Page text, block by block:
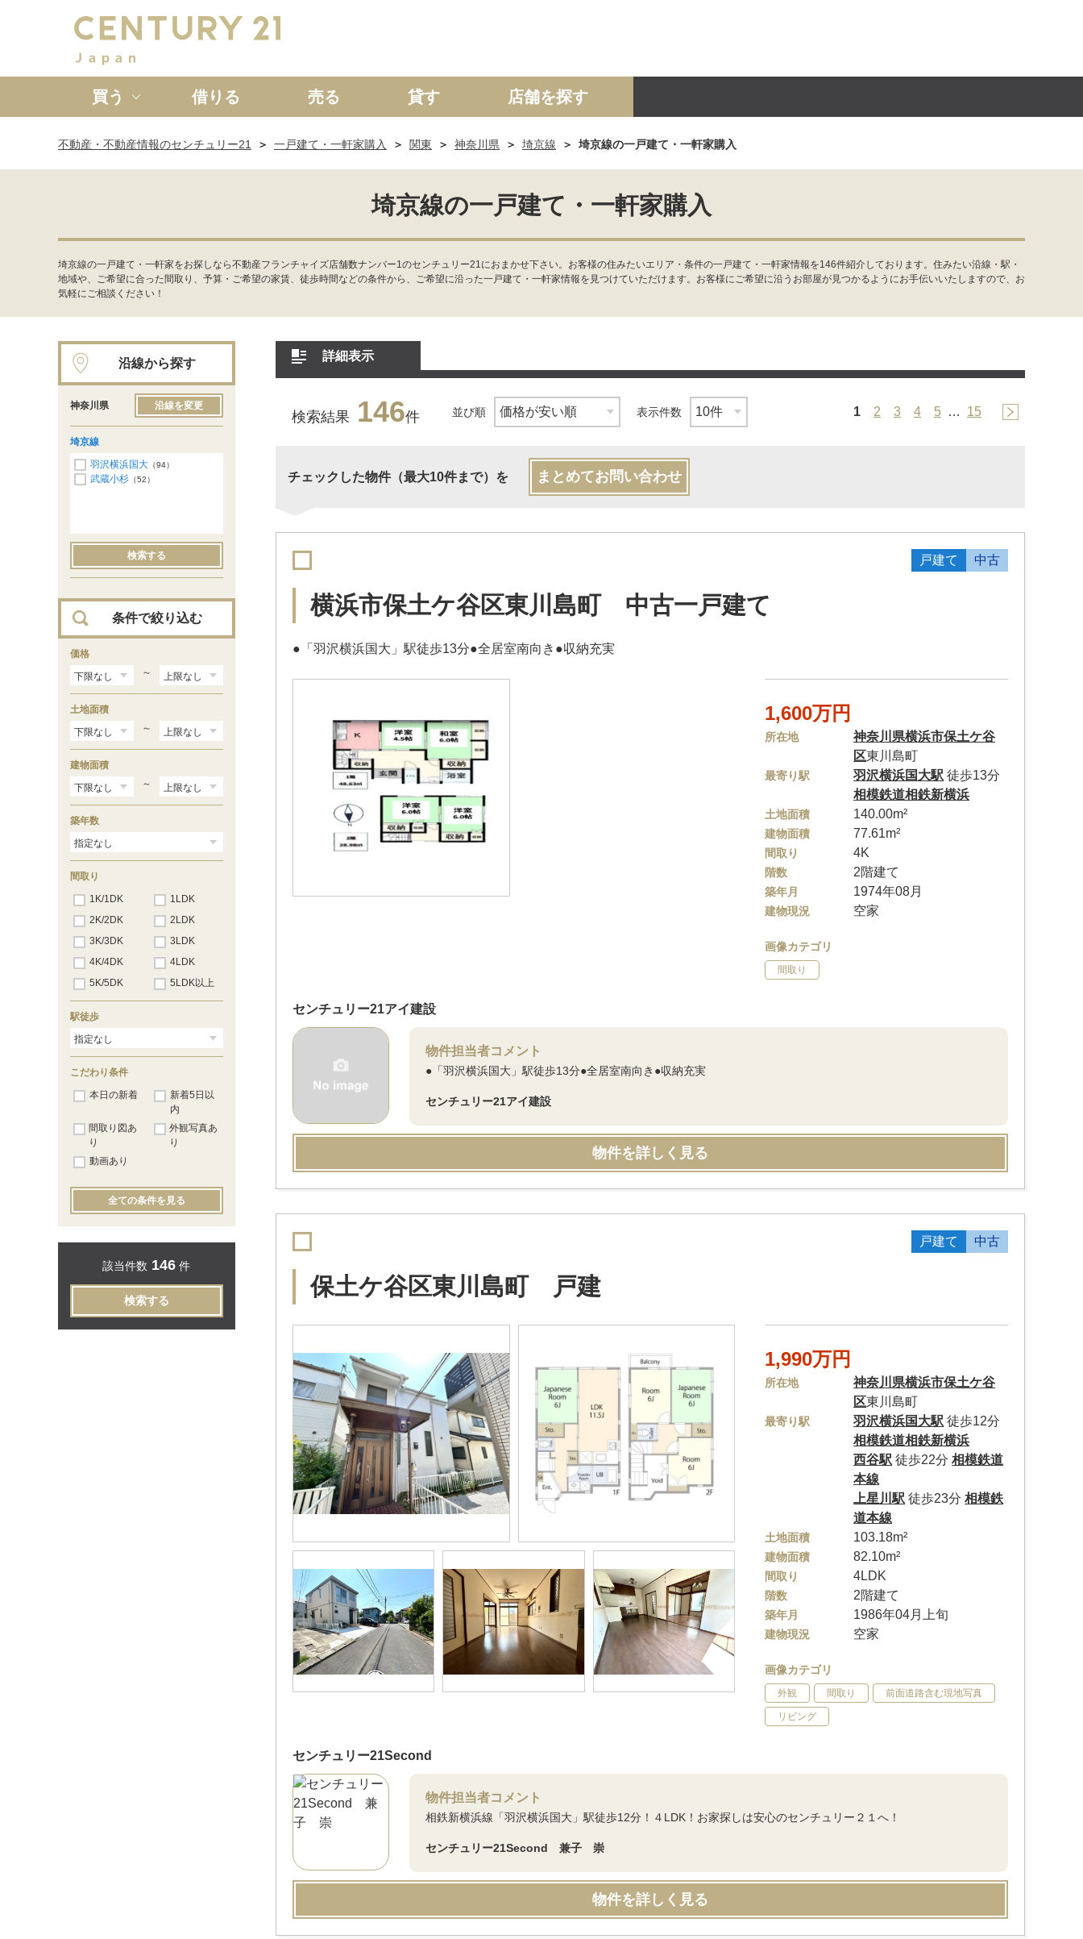
買う
新築一戸建て 中古一戸建て マンション 土地 事業投資用
借りる 売る 貸す 店舗を探す
不動産・不動産情報のセンチュリー21 一戸建て・一軒家購入 関東 神奈川県 埼京線 埼京線の一戸建て・一軒家購入
埼京線の一戸建て・一軒家購入
埼京線の一戸建て・一軒家をお探しなら不動産フランチャイズ店舗数ナンバー1のセンチュリー21におまかせ下さい。お客様の住みたいエリア・条件の一戸建て・一軒家情報を146件紹介しております。住みたい沿線・駅・
地域や、ご希望に合った間取り、予算・ご希望の家賃、徒歩時間などの条件から、ご希望に沿った一戸建て・一軒家情報を見つけていただけます。お客様にご希望に沿うお部屋が見つかるようにお手伝いいたしますので、お
気軽にご相談ください！
詳細表示
検索結果 146件 並び順 表示件数 1 2 3 4 5 … 15
チェックした物件（最大10件まで）を まとめてお問い合わせ
戸建て 中古
横浜市保土ケ谷区東川島町 中古一戸建て
●「羽沢横浜国大」駅徒歩13分●全居室南向き●収納充実
1,600万円
所在地 神奈川県横浜市保土ケ谷
区東川島町
最寄り駅 羽沢横浜国大駅 徒歩13分
相模鉄道相鉄新横浜
土地面積 140.00m²
建物面積 77.61m²
間取り 4K
階数 2階建て
築年月 1974年08月
建物現況 空家
画像カテゴリ
間取り
センチュリー21アイ建設
物件担当者コメント
●「羽沢横浜国大」駅徒歩13分●全居室南向き●収納充実
センチュリー21アイ建設
物件を詳しく見る
戸建て 中古
保土ケ谷区東川島町 戸建
1,990万円
所在地 神奈川県横浜市保土ケ谷
区東川島町
最寄り駅 羽沢横浜国大駅 徒歩12分
相模鉄道相鉄新横浜
西谷駅 徒歩22分相模鉄道
本線
上星川駅 徒歩23分相模鉄
道本線
土地面積 103.18m²
建物面積 82.10m²
間取り 4LDK
階数 2階建て
築年月 1986年04月上旬
建物現況 空家
画像カテゴリ
外観 間取り 前面道路含む現地写真
リビング
センチュリー21Second
物件担当者コメント
相鉄新横浜線「羽沢横浜国大」駅徒歩12分！４LDK！お家探しは安心のセンチュリー２１へ！
センチュリー21Second 兼子 崇
物件を詳しく見る
沿線から探す
神奈川県 沿線を変更
埼京線
羽沢横浜国大 （94）
武蔵小杉 （52）
検索する
条件で絞り込む
価格
～
土地面積
～
建物面積
～
築年数
間取り
1K/1DK
1LDK
2K/2DK
2LDK
3K/3DK
3LDK
4K/4DK
4LDK
5K/5DK
5LDK以上
駅徒歩
こだわり条件
本日の新着
新着5日以
内
間取り図あ
り
外観写真あ
り
動画あり
全ての条件を見る
該当件数 146 件
検索する